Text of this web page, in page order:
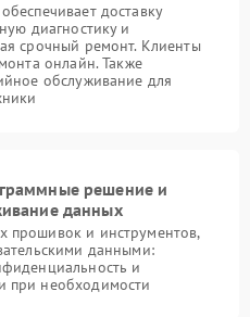
доставку
диагностику и
срочный ремонт. Клиенты
онлайн. Также
обслуживание для
решение и
данных
прошивок и инструментов,
данными:
и
при необходимости